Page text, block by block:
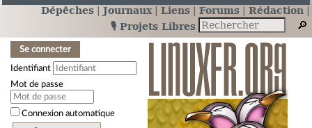
Dépêches Journaux Liens Forums
Rédaction
🎙️ Projets Libres
Se connecter
Identifiant
Mot de passe
Connexion automatique